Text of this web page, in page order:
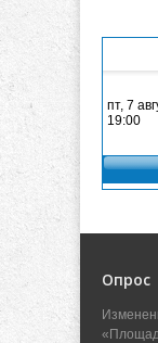
Опрос